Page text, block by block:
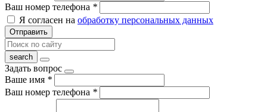
Ваш номер телефона *
Я согласен на обработку персональных данных
Отправить
Задать вопрос
Ваше имя *
Ваш номер телефона *